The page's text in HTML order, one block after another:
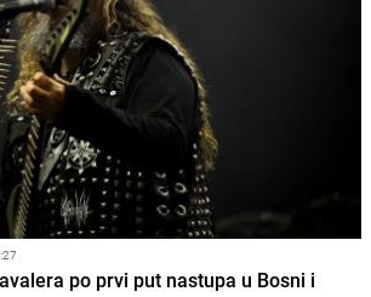
po prvi put nastupa u Bosni i